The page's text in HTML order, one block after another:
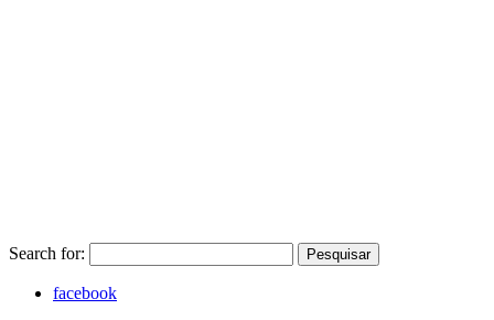
Search for: Pesquisar
facebook